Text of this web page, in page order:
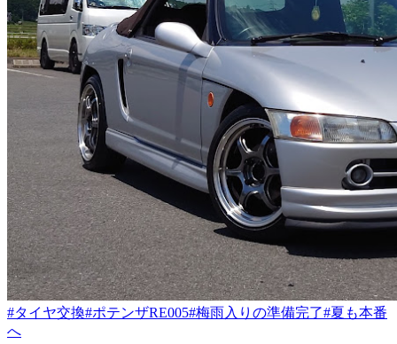
#タイヤ交換#ポテンザRE005#梅雨入りの準備完了#夏も本番
へ